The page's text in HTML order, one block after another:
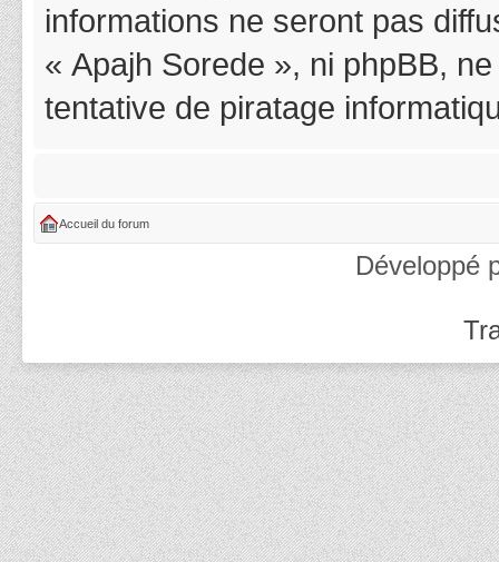
informations ne seront pas
« Apajh Sorede », ni phpBB,
tentative de piratage
Accueil du forum
Développé